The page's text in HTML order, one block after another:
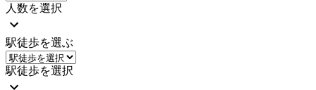
人数を選択
駅徒歩を選ぶ
駅徒歩を選択